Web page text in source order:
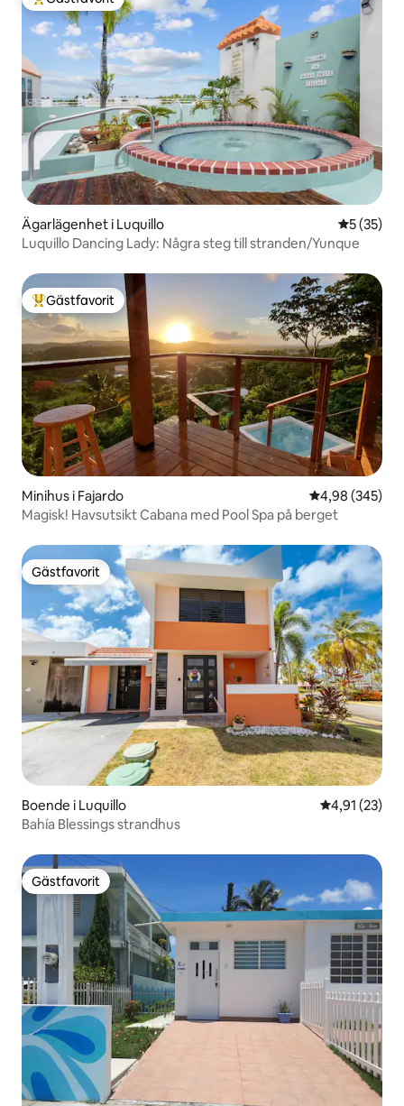
Populär gästfavorit
Ägarlägenhet i Luquillo 5 av 5 i
5 (35)
Luquillo Dancing Lady: Några steg till stranden/Yunque
Populär gästfavorit
Gästfavorit
Minihus i Fajardo 4,98 av 5 i
4,98 (345)
Magisk! Havsutsikt Cabana med Pool Spa på berget
Gästfavorit
Gästfavorit
Boende i Luquillo 4,91 av 5 i
4,91 (23)
Bahía Blessings strandhus
Gästfavorit
Gästfavorit